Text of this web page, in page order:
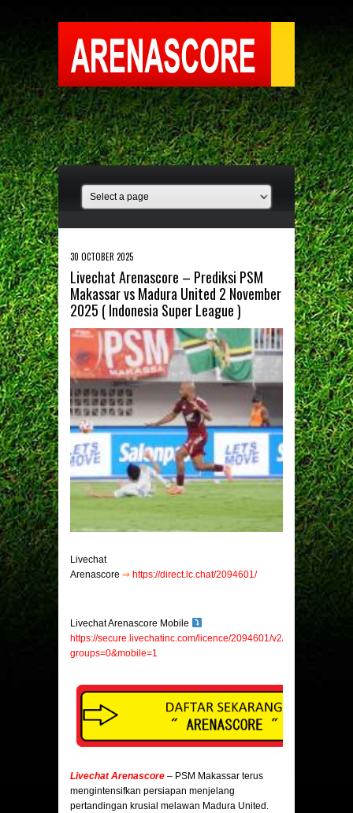
30 OCTOBER 2025
Livechat Arenascore – Prediksi PSM
Makassar vs Madura United 2 November
2025 ( Indonesia Super League )
Livechat
Arenascore ⇒ https://direct.lc.chat/2094601/
Livechat Arenascore Mobile
https://secure.livechatinc.com/licence/2094601/v2/open_chat.cgi?
groups=0&mobile=1
Livechat Arenascore – PSM Makassar terus
mengintensifkan persiapan menjelang
pertandingan krusial melawan Madura United.